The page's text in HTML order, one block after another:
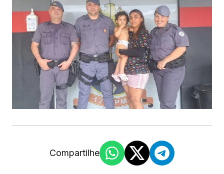
Compartilhe